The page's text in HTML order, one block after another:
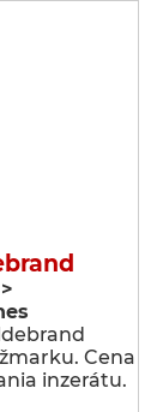
Cena
inzerátu.